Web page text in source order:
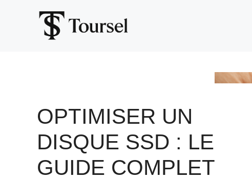
OPTIMISER UN
DISQUE SSD : LE
GUIDE COMPLET